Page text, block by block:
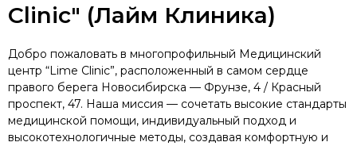
Clinic" (Лайм Клиника)
Добро пожаловать в многопрофильный Медицинский
центр “Lime Clinic”, расположенный в самом сердце
правого берега Новосибирска — Фрунзе, 4 / Красный
проспект, 47. Наша миссия — сочетать высокие стандарты
медицинской помощи, индивидуальный подход и
высокотехнологичные методы, создавая комфортную и